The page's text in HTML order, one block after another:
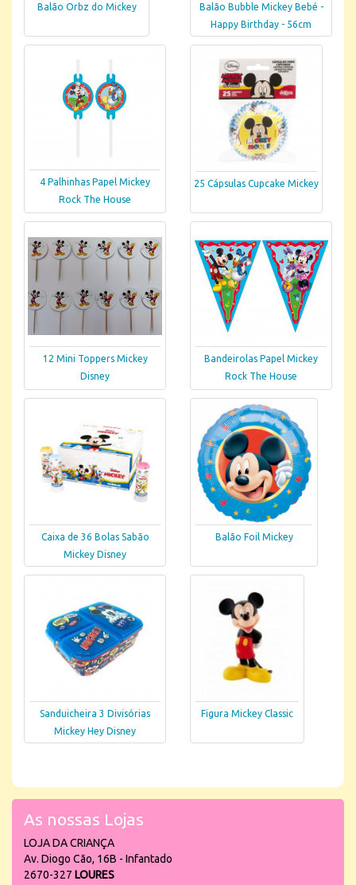
Balão Orbz do Mickey
Balão Bubble Mickey Bebé -
Happy Birthday - 56cm
4 Palhinhas Papel Mickey
Rock The House
25 Cápsulas Cupcake Mickey
12 Mini Toppers Mickey
Disney
Bandeirolas Papel Mickey
Rock The House
Caixa de 36 Bolas Sabão
Mickey Disney
Balão Foil Mickey
Sanduicheira 3 Divisórias
Mickey Hey Disney
Figura Mickey Classic
As nossas Lojas
LOJA DA CRIANÇA
Av. Diogo Cão, 16B - Infantado
2670-327 LOURES